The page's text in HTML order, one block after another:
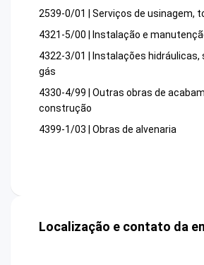
2539-0/01 | Serviços de usinagem,
4321-5/00 | Instalação e
4322-3/01 | Instalações hidráulicas,
gás
4330-4/99 | Outras obras de
construção
4399-1/03 | Obras de alvenaria
Localização e contato da